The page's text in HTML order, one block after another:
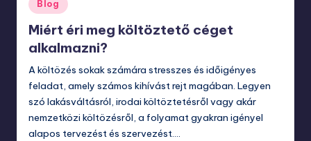
in
Blog
Miért éri meg költöztető céget
alkalmazni?
A költözés sokak számára stresszes és időigényes
feladat, amely számos kihívást rejt magában. Legyen
szó lakásváltásról, irodai költöztetésről vagy akár
nemzetközi költözésről, a folyamat gyakran igényel
alapos tervezést és szervezést.…